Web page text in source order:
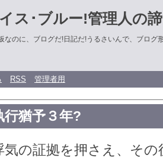
ス･ブルー!管理人の
なのに、ブログだ!日記だ!うるさいんで、ブログ
RSS 管理者用
行猶予３年?
気の証拠を押さえ、そ